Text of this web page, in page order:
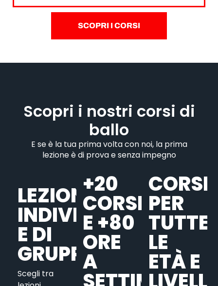
SCOPRI I CORSI
Scopri i nostri corsi di
ballo
E se è la tua prima volta con noi, la prima
lezione è di prova e senza impegno
LEZIONI
INDIVIDUALI
E DI
GRUPPO
Scegli tra
+20
CORSI
E +80
ORE
A
CORSI
PER
TUTTE
LE
ETÀ E